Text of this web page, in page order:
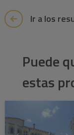
Ir a los
Puede
estas